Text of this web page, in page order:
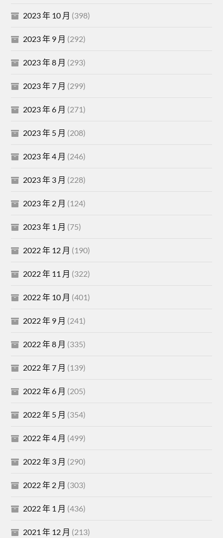
2023 年 10 月 (398)
2023 年 9 月 (292)
2023 年 8 月 (293)
2023 年 7 月 (299)
2023 年 6 月 (271)
2023 年 5 月 (208)
2023 年 4 月 (246)
2023 年 3 月 (228)
2023 年 2 月 (124)
2023 年 1 月 (75)
2022 年 12 月 (190)
2022 年 11 月 (322)
2022 年 10 月 (401)
2022 年 9 月 (241)
2022 年 8 月 (335)
2022 年 7 月 (139)
2022 年 6 月 (205)
2022 年 5 月 (354)
2022 年 4 月 (499)
2022 年 3 月 (290)
2022 年 2 月 (303)
2022 年 1 月 (436)
2021 年 12 月 (213)